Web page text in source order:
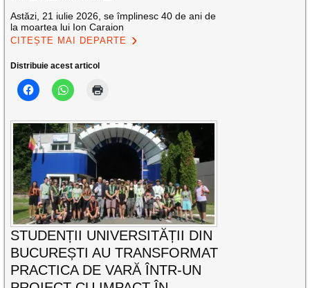
Astăzi, 21 iulie 2026, se împlinesc 40 de ani de
la moartea lui Ion Caraion
CITEȘTE MAI DEPARTE
Distribuie acest articol
STUDENȚII UNIVERSITĂȚII DIN
BUCUREȘTI AU TRANSFORMAT
PRACTICA DE VARĂ ÎNTR-UN